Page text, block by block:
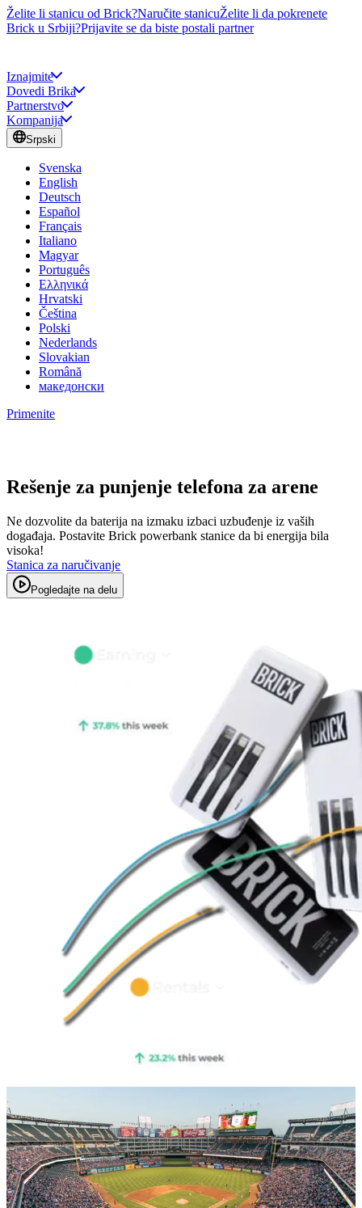
Želite li stanicu od Brick?Naručite stanicuŽelite li da pokrenete
Brick u Srbiji?Prijavite se da biste postali partner
Iznajmite
Dovedi Brika
Partnerstvo
Kompanija
Srpski
Svenska
English
Deutsch
Español
Français
Italiano
Magyar
Português
Ελληνικά
Hrvatski
Čeština
Polski
Nederlands
Slovakian
Română
македонски
Primenite
Rešenje za punjenje telefona za arene
Ne dozvolite da baterija na izmaku izbaci uzbuđenje iz vaših
događaja. Postavite Brick powerbank stanice da bi energija bila
visoka!
Stanica za naručivanje
Pogledajte na delu